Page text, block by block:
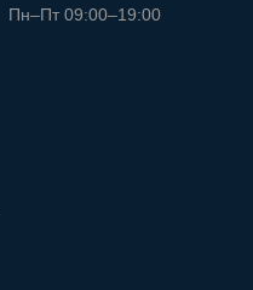
Пн–Пт 09:00–19:00